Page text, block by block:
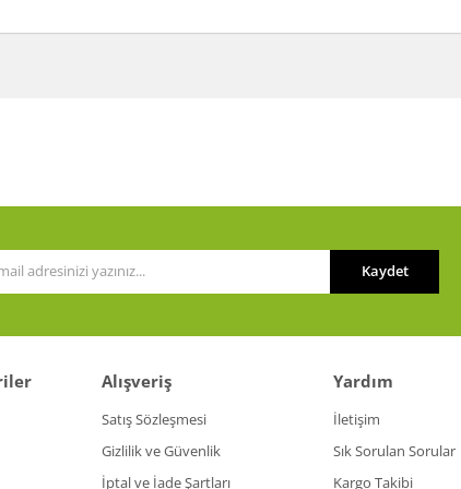
Kaydet
Alışveriş
Satış Sözleşmesi
Gizlilik ve Güvenlik
İptal ve İade Şartları
Yardım
İletişim
Sık Sorulan Sorular
Kargo Takibi